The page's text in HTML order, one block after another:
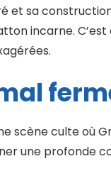
et sa
incarne.
scène culte où
une profonde